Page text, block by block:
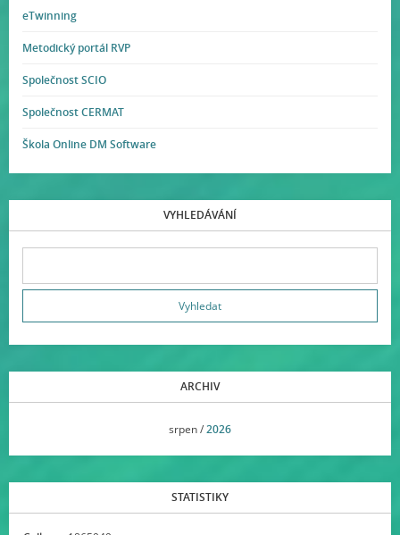
eTwinning
Metodický portál RVP
Společnost SCIO
Společnost CERMAT
Škola Online DM Software
VYHLEDÁVÁNÍ
ARCHIV
srpen /2026
STATISTIKY